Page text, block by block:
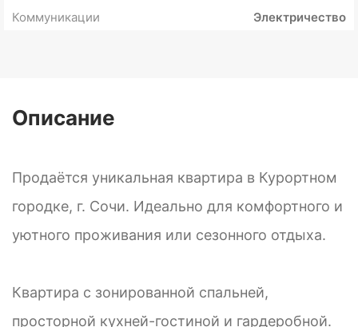
Коммуникации
Электричество
Описание
Продаётся уникальная квартира в Курортном
городке, г. Сочи. Идеально для комфортного и
уютного проживания или сезонного отдыха.
Квартира с зонированной спальней,
просторной кухней-гостиной и гардеробной.